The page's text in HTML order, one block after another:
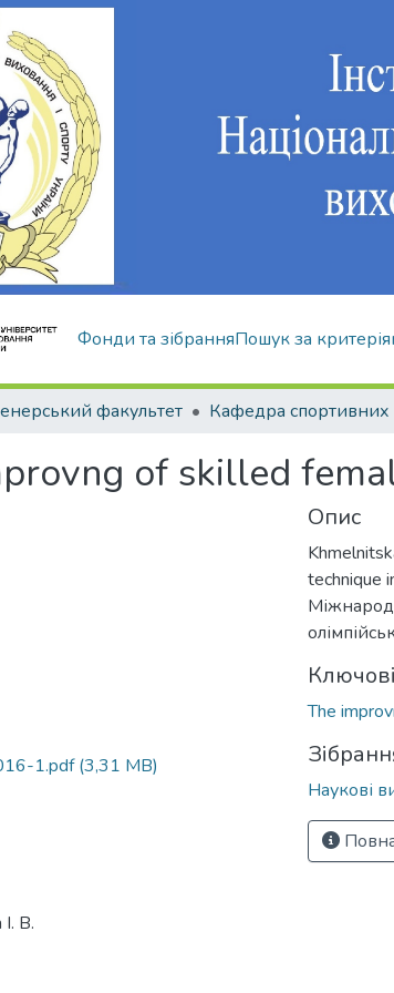
Фонди та зібранняПошук за
факультет
of skilled
1.pdf(3,31 MB)
В.
Опис
technique
The
Наукові